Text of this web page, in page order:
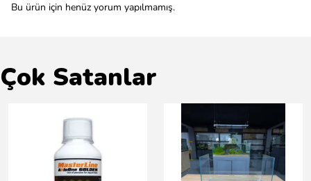
Bu ürün için henüz yorum yapılmamış.
Çok Satanlar